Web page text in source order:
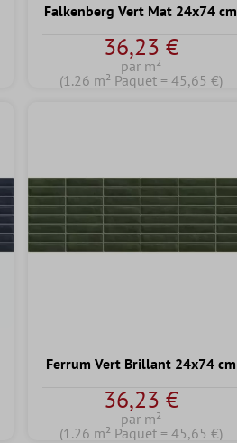
Falkenberg Vert Mat 24x74 cm
36,23 €
par m²
(1.26 m² Paquet = 45,65 €)
Ferrum Vert Brillant 24x74 cm
36,23 €
par m²
(1.26 m² Paquet = 45,65 €)